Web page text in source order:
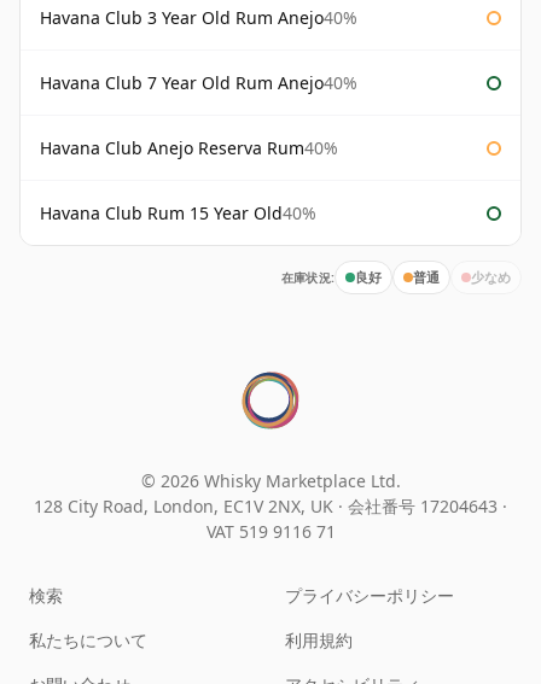
Havana Club 3 Year Old Rum Anejo40%
Havana Club 7 Year Old Rum Anejo40%
Havana Club Anejo Reserva Rum40%
Havana Club Rum 15 Year Old40%
在庫状況: 良好 普通 少なめ
© 2026 Whisky Marketplace Ltd.
128 City Road, London, EC1V 2NX, UK · 会社番号 17204643 ·
VAT 519 9116 71
検索
私たちについて
プライバシーポリシー
利用規約